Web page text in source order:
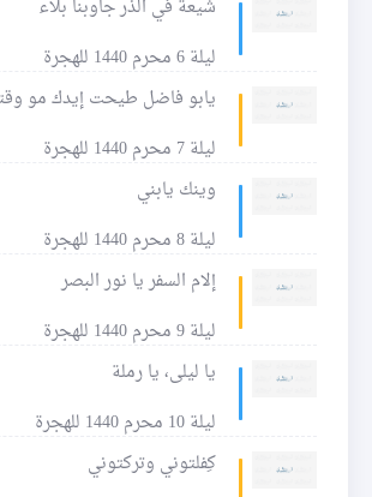
شيعة في الذر جاوبنا بلاء
ليلة 6 محرم 1440 للهجرة
يابو فاضل طيحت إيدك مو
ليلة 7 محرم 1440 للهجرة
وينك يابني
ليلة 8 محرم 1440 للهجرة
إلام السفر يا نور البصر
ليلة 9 محرم 1440 للهجرة
يا ليلى، يا رملة
ليلة 10 محرم 1440 للهجرة
كِفلتوني وتركتوني